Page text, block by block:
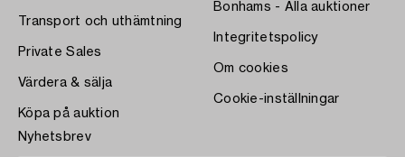
Transport och uthämtning
Private Sales
Värdera & sälja
Köpa på auktion
Bonhams - Alla auktioner
Integritetspolicy
Om cookies
Cookie-inställningar
Nyhetsbrev